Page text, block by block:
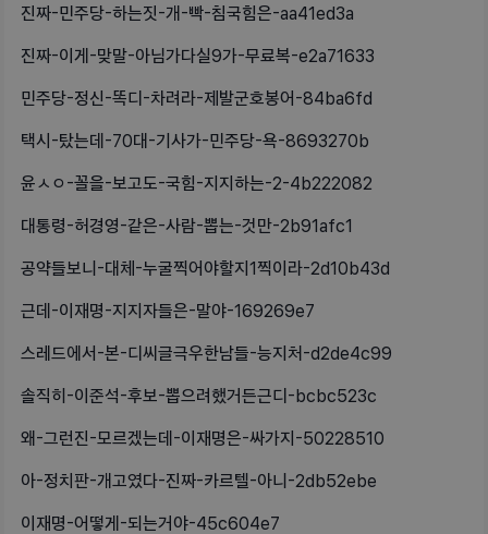
진짜-민주당-하는짓-개-빡-침국힘은-aa41ed3a
진짜-이게-맞말-아님가다실9가-무료복-e2a71633
민주당-정신-똑디-차려라-제발군호봉어-84ba6fd
택시-탔는데-70대-기사가-민주당-욕-8693270b
윤ㅅㅇ-꼴을-보고도-국힘-지지하는-2-4b222082
대통령-허경영-같은-사람-뽑는-것만-2b91afc1
공약들보니-대체-누굴찍어야할지1찍이라-2d10b43d
근데-이재명-지지자들은-말야-169269e7
스레드에서-본-디씨글극우한남들-능지처-d2de4c99
솔직히-이준석-후보-뽑으려했거든근디-bcbc523c
왜-그런진-모르겠는데-이재명은-싸가지-50228510
아-정치판-개고였다-진짜-카르텔-아니-2db52ebe
이재명-어떻게-되는거야-45c604e7